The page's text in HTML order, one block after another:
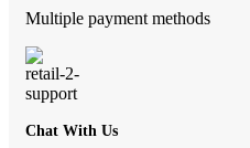
Multiple payment methods
Chat With Us